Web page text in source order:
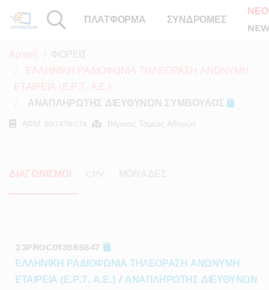
ΠΛΑΤΦΟΡΜΑ ΣΥΝΔΡΟΜΕΣ
Αρχική
ΦΟΡΕΙΣ
ΕΛΛΗΝΙΚΗ ΡΑΔΙΟΦΩΝΙΑ ΤΗΛΕΟΡΑΣΗ ΑΝΩΝΥΜΗ
ΕΤΑΙΡΕΙΑ (Ε.Ρ.Τ. Α.Ε.)
ΑΝΑΠΛΗΡΩΤΗΣ ΔΙΕΥΘΥΝΩΝ ΣΥΜΒΟΥΛΟΣ
ΑΦΜ 997476074 Βόρειος Τομέας Αθηνών
ΔΙΑΓΩΝΙΣΜΟΙ
23PROC013985847
ΕΛΛΗΝΙΚΗ ΡΑΔΙΟΦΩΝΙΑ ΤΗΛΕΟΡΑΣΗ ΑΝΩΝΥΜΗ
ΕΤΑΙΡΕΙΑ (Ε.Ρ.Τ. Α.Ε.) / ΑΝΑΠΛΗΡΩΤΗΣ ΔΙΕΥΘΥΝΩΝ